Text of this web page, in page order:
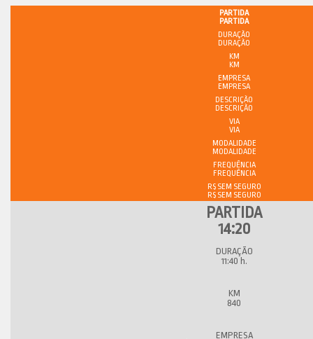
PARTIDA
DURAÇÃO
KM
EMPRESA
DESCRIÇÃO
VIA
MODALIDADE
FREQUÊNCIA
R$ SEM SEGURO
14:20
11:40 h.
840